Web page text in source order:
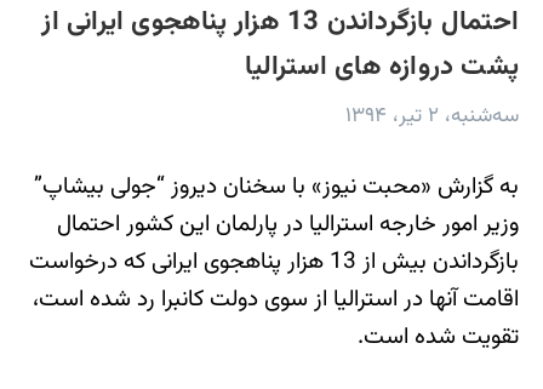
احتمال بازگرداندن 13 هزار پناهجوی ایرانی از
پشت دروازه های استرالیا
سه‌شنبه، ۲ تیر، ۱۳۹۴
به گزارش «محبت نیوز» با سخنان دیروز “جولی بیشاپ”
وزیر امور خارجه استرالیا در پارلمان این کشور احتمال
بازگرداندن بیش از 13 هزار پناهجوی ایرانی که درخواست
اقامت آنها در استرالیا از سوی دولت کانبرا رد شده است،
تقویت شده است.